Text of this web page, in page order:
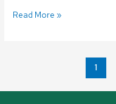
Read More »
1